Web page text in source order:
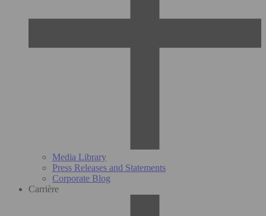
Media Library
Press Releases and Statements
Corporate Blog
Carrière